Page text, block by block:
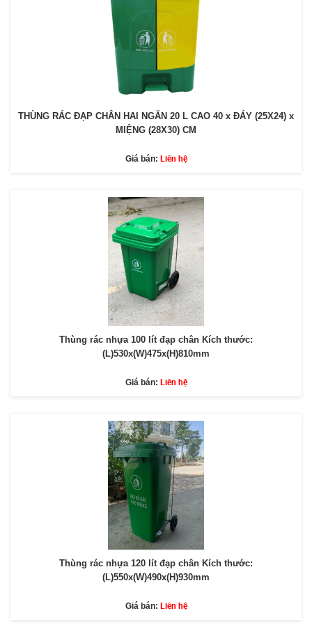
THÙNG RÁC ĐẠP CHÂN HAI NGĂN 20 L CAO 40 x ĐÁY (25X24) x
MIỆNG (28X30) CM
Giá bán: Liên hệ
Thùng rác nhựa 100 lít đạp chân Kích thước:
(L)530x(W)475x(H)810mm
Giá bán: Liên hệ
Thùng rác nhựa 120 lít đạp chân Kích thước:
(L)550x(W)490x(H)930mm
Giá bán: Liên hệ